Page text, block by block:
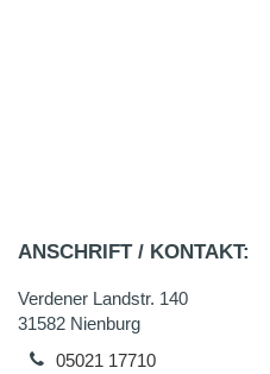
ANSCHRIFT / KONTAKT:
Verdener Landstr. 140
31582 Nienburg
05021 17710